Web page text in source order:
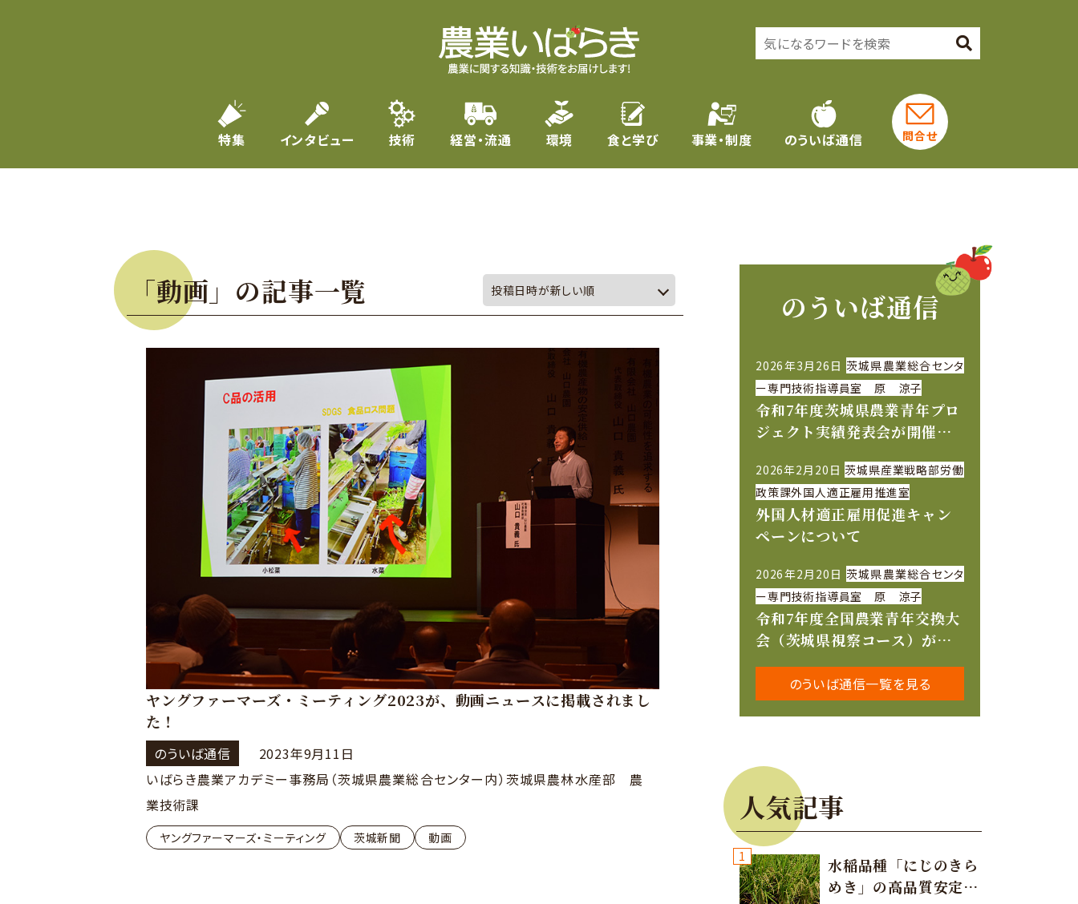
特集 インタビュー 技術 経営・流通 環境 食と学び 事業・制度 のういば通信 問合せ
「動画」の記事一覧
ヤングファーマーズ・ミーティング2023が、動画ニュースに掲載されまし
た！
のういば通信
2023年9月11日
いばらき農業アカデミー事務局（茨城県農業総合センター内）茨城県農林水産部 農
業技術課
ヤングファーマーズ・ミーティング 茨城新聞 動画
のういば通信
2026年3月26日 茨城県農業総合センタ
ー専門技術指導員室 原 涼子
令和7年度茨城県農業青年プロ
ジェクト実績発表会が開催さ
2026年2月20日 茨城県産業戦略部労働
政策課外国人適正雇用推進室
外国人材適正雇用促進キャン
ペーンについて
2026年2月20日 茨城県農業総合センタ
ー専門技術指導員室 原 涼子
令和7年度全国農業青年交換大
会（茨城県視察コース）が開
のういば通信一覧を見る
人気記事
1
水稲品種「にじのきら
めき」の高品質安定多